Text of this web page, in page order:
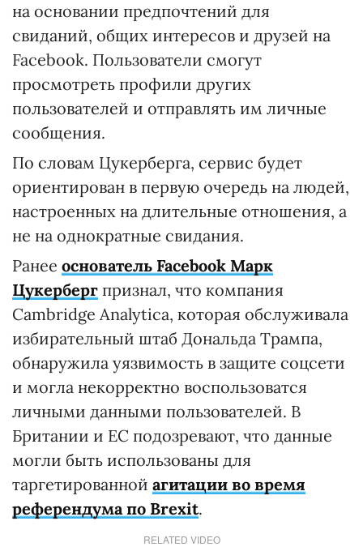
на основании предпочтений для
свиданий, общих интересов и друзей на
Facebook. Пользователи смогут
просмотреть профили других
пользователей и отправлять им личные
сообщения.
По словам Цукерберга, сервис будет
ориентирован в первую очередь на людей,
настроенных на длительные отношения, а
не на однократные свидания.
Ранее основатель Facebook Марк
Цукерберг признал, что компания
Cambridge Analytica, которая обслуживала
избирательный штаб Дональда Трампа,
обнаружила уязвимость в защите соцсети
и могла некорректно воспользоватся
личными данными пользователей. В
Британии и ЕС подозревают, что данные
могли быть использованы для
таргетированной агитации во время
референдума по Brexit.
RELATED VIDEO